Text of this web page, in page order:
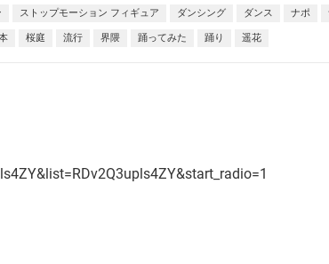
ストップモーション フィギュア ダンシング ダンス ナポ
桜庭 流行 界隈 踊ってみた 踊り 遥花